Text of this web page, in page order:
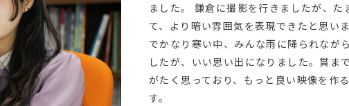
ました。 鎌倉に撮影を行きましたが、た
て、より暗い雰囲気を表現できたと思い
でかなり寒い中、みんな雨に降られなが
したが、いい思い出になりました。賞ま
がたく思っており、もっと良い映像を作
す。